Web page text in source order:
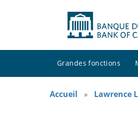
Grandes fonctions
Accueil Lawrence